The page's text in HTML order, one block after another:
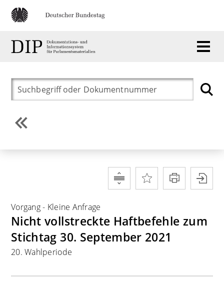
Vorgang- Kleine Anfrage
Nicht vollstreckte Haftbefehle zum
Stichtag 30. September 2021
20. Wahlperiode